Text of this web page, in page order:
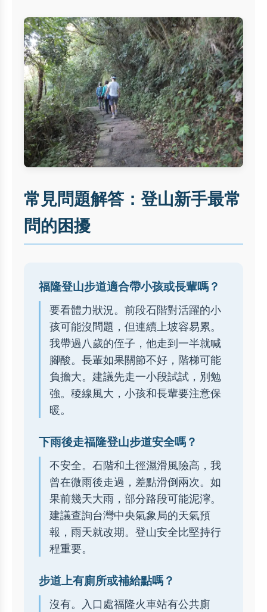
常見問題解答：登山新手最常
問的困擾
福隆登山步道適合帶小孩或長輩嗎？
要看體力狀況。前段石階對活躍的小
孩可能沒問題，但連續上坡容易累。
我帶過八歲的侄子，他走到一半就喊
腳酸。長輩如果關節不好，階梯可能
負擔大。建議先走一小段試試，別勉
強。稜線風大，小孩和長輩要注意保
暖。
下雨後走福隆登山步道安全嗎？
不安全。石階和土徑濕滑風險高，我
曾在微雨後走過，差點滑倒兩次。如
果前幾天大雨，部分路段可能泥濘。
建議查詢台灣中央氣象局的天氣預
報，雨天就改期。登山安全比堅持行
程重要。
步道上有廁所或補給點嗎？
沒有。入口處福隆火車站有公共廁